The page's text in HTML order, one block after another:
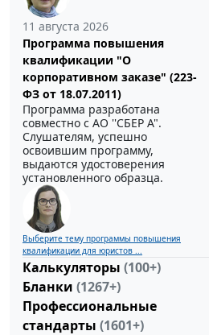
11 августа 2026
Программа повышения
квалификации "О
корпоративном заказе" (223-
ФЗ от 18.07.2011)
Программа разработана
совместно с АО ''СБЕР А".
Слушателям, успешно
освоившим программу,
выдаются удостоверения
установленного образца.
Выберите тему программы повышения
квалификации для юристов ...
Калькуляторы (100+)
Бланки (1267+)
Профессиональные
стандарты (1601+)